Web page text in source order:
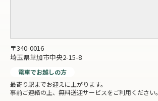
〒340-0016
埼玉県草加市中央2-15-8
電車でお越しの方
最寄り駅までお迎えに上がります。
事前ご連絡の上、無料送迎サービスをご利用ください。